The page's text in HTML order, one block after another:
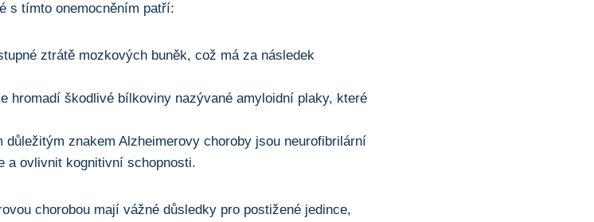
s tímto onemocněním patří:
ztrátě mozkových buněk, což má za následek
hromadí škodlivé bílkoviny nazývané amyloidní plaky, které
znakem Alzheimerovy choroby jsou neurofibrilární
a ovlivnit kognitivní schopnosti.
chorobou mají vážné důsledky pro postižené jedince,